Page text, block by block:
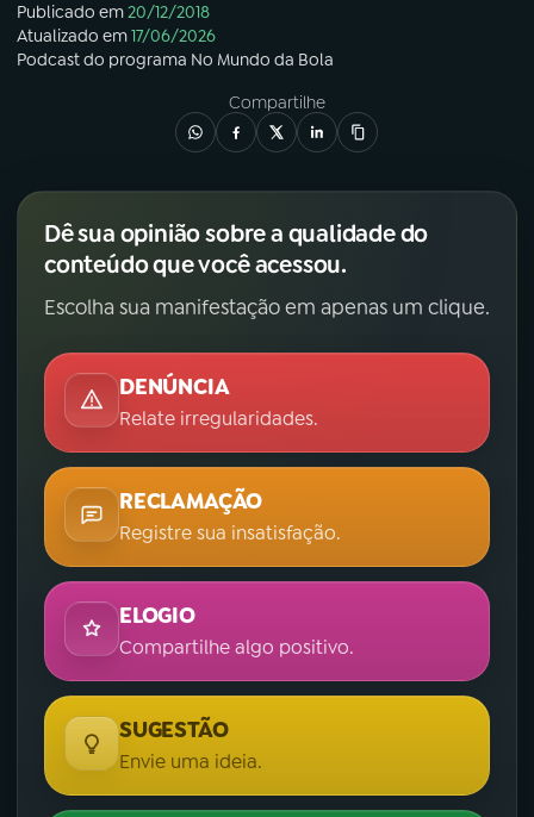
Publicado em20/12/2018
Atualizado em17/06/2026
Podcastdo programa No Mundo da Bola
Compartilhe
Dê sua opinião sobre a qualidade do
conteúdo que você acessou.
Escolha sua manifestação em apenas um clique.
DENÚNCIA
Relate irregularidades.
RECLAMAÇÃO
Registre sua insatisfação.
ELOGIO
Compartilhe algo positivo.
SUGESTÃO
Envie uma ideia.